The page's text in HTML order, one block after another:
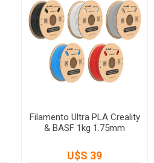
Filamento Ultra PLA Creality
& BASF 1kg 1.75mm
U$S 39